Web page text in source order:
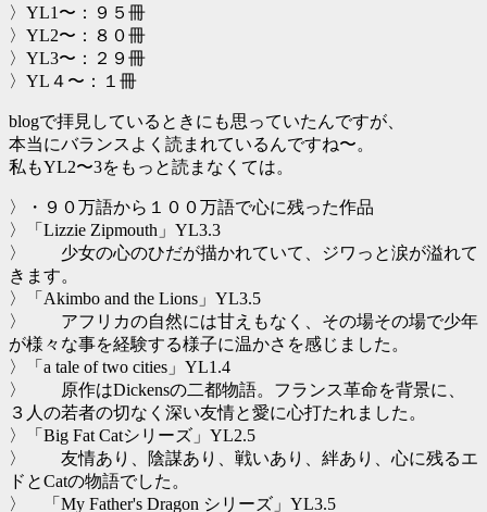
〉YL1〜：９５冊
〉YL2〜：８０冊
〉YL3〜：２９冊
〉YL４〜：１冊
blogで拝見しているときにも思っていたんですが、
本当にバランスよく読まれているんですね〜。
私もYL2〜3をもっと読まなくては。
〉・９０万語から１００万語で心に残った作品
〉「Lizzie Zipmouth」YL3.3
〉 少女の心のひだが描かれていて、ジワっと涙が溢れて
きます。
〉「Akimbo and the Lions」YL3.5
〉 アフリカの自然には甘えもなく、その場その場で少年
が様々な事を経験する様子に温かさを感じました。
〉「a tale of two cities」YL1.4
〉 原作はDickensの二都物語。フランス革命を背景に、
３人の若者の切なく深い友情と愛に心打たれました。
〉「Big Fat Catシリーズ」YL2.5
〉 友情あり、陰謀あり、戦いあり、絆あり、心に残るエ
ドとCatの物語でした。
〉 「My Father's Dragon シリーズ」YL3.5